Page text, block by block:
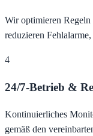
Wir optimieren
reduzieren
4
24/7-Betrieb &
Kontinuierliches
gemäß den